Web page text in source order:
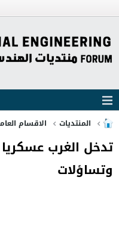
المنتديات الاقسام
تدخل الغرب
وتساؤلات